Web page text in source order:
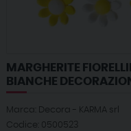
MARGHERITE
BIANCHE
Marca: Decora - KARMA srl
Codice: 0500523